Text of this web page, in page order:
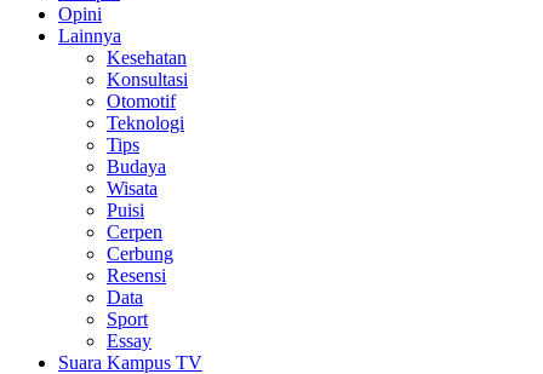
Opini
Lainnya
Kesehatan
Konsultasi
Otomotif
Teknologi
Tips
Budaya
Wisata
Puisi
Cerpen
Cerbung
Resensi
Data
Sport
Essay
Suara Kampus TV